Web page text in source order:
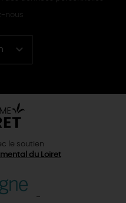
nous
le soutien
du Loiret